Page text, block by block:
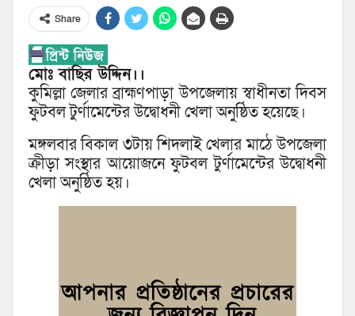
Share
মোঃ বাছির উদ্দিন।।
কুমিল্লা জেলার ব্রাহ্মণপাড়া উপজেলায় স্বাধীনতা দিবস
ফুটবল টুর্ণামেন্টের উদ্বোধনী খেলা অনুষ্ঠিত হয়েছে।
মঙ্গলবার বিকাল ৩টায় শিদলাই খেলার মাঠে উপজেলা
ক্রীড়া সংস্থার আয়োজনে ফুটবল টুর্ণামেন্টের উদ্বোধনী
খেলা অনুষ্ঠিত হয়।